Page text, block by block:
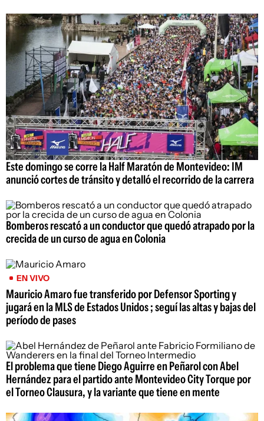
Este domingo se corre la Half Maratón de Montevideo: IM
anunció cortes de tránsito y detalló el recorrido de la carrera
Bomberos rescató a un conductor que quedó atrapado por la
crecida de un curso de agua en Colonia
EN VIVO
Mauricio Amaro fue transferido por Defensor Sporting y
jugará en la MLS de Estados Unidos ; seguí las altas y bajas del
período de pases
El problema que tiene Diego Aguirre en Peñarol con Abel
Hernández para el partido ante Montevideo City Torque por
el Torneo Clausura, y la variante que tiene en mente